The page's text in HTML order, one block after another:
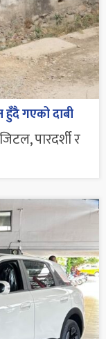
गएको दाबी
पारदर्शी र